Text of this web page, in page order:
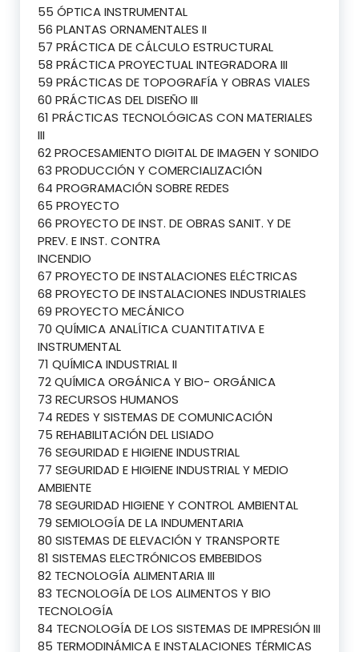
55 ÓPTICA INSTRUMENTAL
56 PLANTAS ORNAMENTALES II
57 PRÁCTICA DE CÁLCULO ESTRUCTURAL
58 PRÁCTICA PROYECTUAL INTEGRADORA III
59 PRÁCTICAS DE TOPOGRAFÍA Y OBRAS VIALES
60 PRÁCTICAS DEL DISEÑO III
61 PRÁCTICAS TECNOLÓGICAS CON MATERIALES
III
62 PROCESAMIENTO DIGITAL DE IMAGEN Y SONIDO
63 PRODUCCIÓN Y COMERCIALIZACIÓN
64 PROGRAMACIÓN SOBRE REDES
65 PROYECTO
66 PROYECTO DE INST. DE OBRAS SANIT. Y DE
PREV. E INST. CONTRA
INCENDIO
67 PROYECTO DE INSTALACIONES ELÉCTRICAS
68 PROYECTO DE INSTALACIONES INDUSTRIALES
69 PROYECTO MECÁNICO
70 QUÍMICA ANALÍTICA CUANTITATIVA E
INSTRUMENTAL
71 QUÍMICA INDUSTRIAL II
72 QUÍMICA ORGÁNICA Y BIO- ORGÁNICA
73 RECURSOS HUMANOS
74 REDES Y SISTEMAS DE COMUNICACIÓN
75 REHABILITACIÓN DEL LISIADO
76 SEGURIDAD E HIGIENE INDUSTRIAL
77 SEGURIDAD E HIGIENE INDUSTRIAL Y MEDIO
AMBIENTE
78 SEGURIDAD HIGIENE Y CONTROL AMBIENTAL
79 SEMIOLOGÍA DE LA INDUMENTARIA
80 SISTEMAS DE ELEVACIÓN Y TRANSPORTE
81 SISTEMAS ELECTRÓNICOS EMBEBIDOS
82 TECNOLOGÍA ALIMENTARIA III
83 TECNOLOGÍA DE LOS ALIMENTOS Y BIO
TECNOLOGÍA
84 TECNOLOGÍA DE LOS SISTEMAS DE IMPRESIÓN III
85 TERMODINÁMICA E INSTALACIONES TÉRMICAS